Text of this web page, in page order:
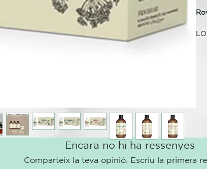
D-
Encara no hi ha ressenyes
Comparteix la teva opinió. Escriu la primera